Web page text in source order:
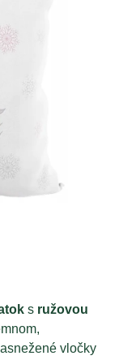
s ružovou
vločky